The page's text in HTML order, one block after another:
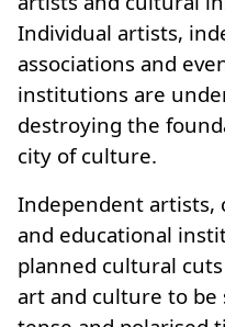
Individual artists,
associations and
institutions are
destroying the
city of culture.
Independent artists,
and educational
planned cultural
art and culture to